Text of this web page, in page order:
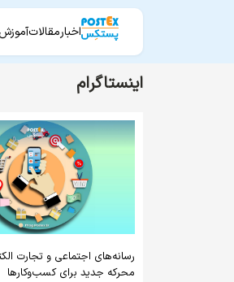
اخبارمقالات
اینستاگرام
رسانه‌های اجتماعی و تجارت
محرکه جدید برای کسب‌وکارها